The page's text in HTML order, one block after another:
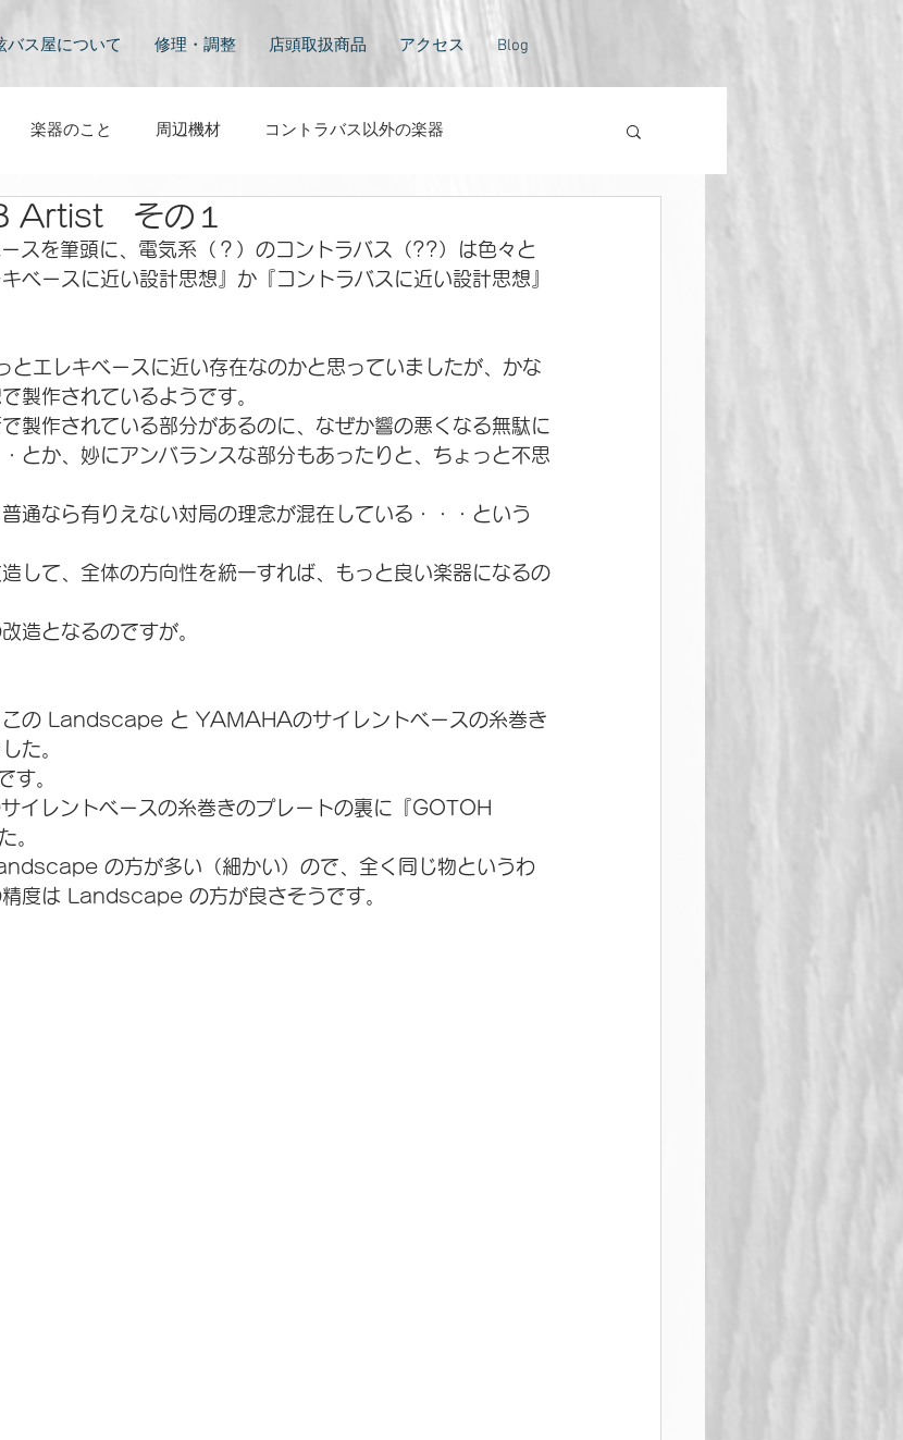
バス屋について 修理・調整 店頭取扱商品 アクセス Blog
楽器のこと 周辺機材 コントラバス以外の楽器
その他 コントラバスのある風景
Artist その１
を筆頭に、電気系（？）のコントラバス（??）は色々と
ベースに近い設計思想』か『コントラバスに近い設計思想』
エレキベースに近い存在なのかと思っていましたが、かな
製作されているようです。
製作されている部分があるのに、なぜか響の悪くなる無駄に
とか、妙にアンバランスな部分もあったりと、ちょっと不思
通なら有りえない対局の理念が混在している・・・という
して、全体の方向性を統一すれば、もっと良い楽器になるの
造となるのですが。
の Landscape と YAMAHAのサイレントベースの糸巻き
た。
す。
レントベースの糸巻きのプレートの裏に『GOTOH
。
の方が多い（細かい）ので、全く同じ物というわ
度は Landscape の方が良さそうです。